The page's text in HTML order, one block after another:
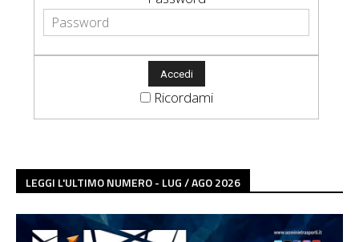
Ricordami
LEGGI L'ULTIMO NUMERO - LUG / AGO 2026